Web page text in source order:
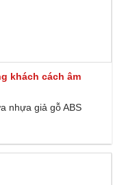
khách cách âm
nhựa giả gỗ ABS